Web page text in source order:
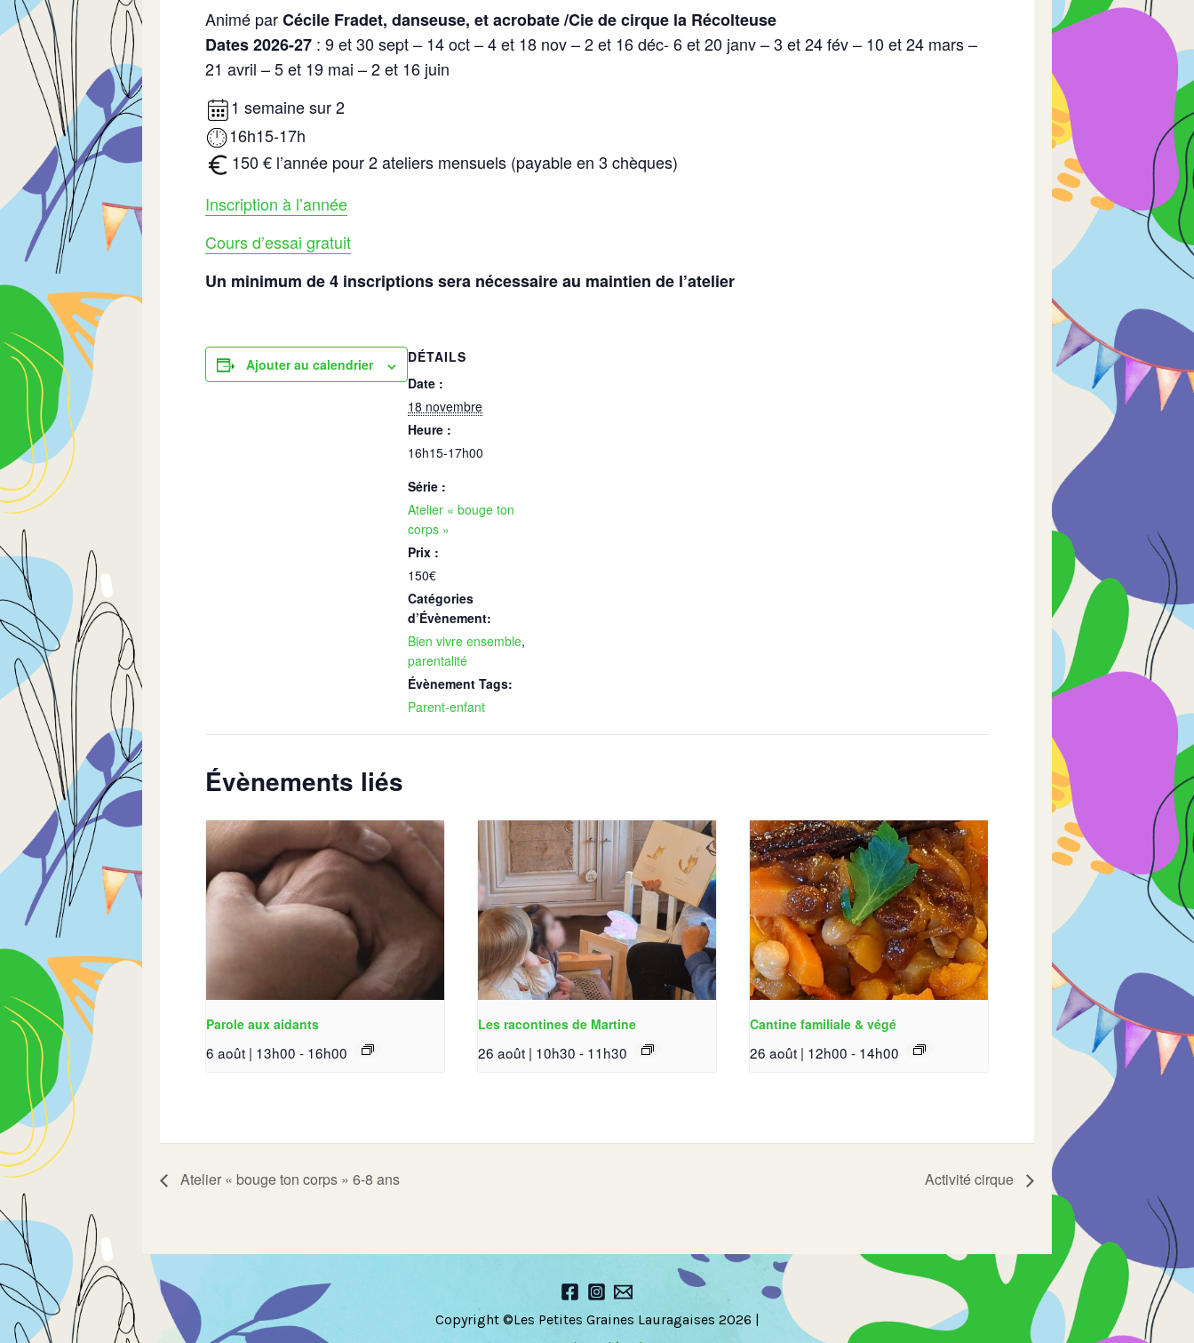
Animé parCécile Fradet, danseuse, et acrobate /Cie de cirque la Récolteuse
Dates 2026-27 : 9 et 30 sept – 14 oct – 4 et 18 nov – 2 et 16 déc- 6 et 20 janv – 3 et 24 fév – 10 et 24 mars –
21 avril – 5 et 19 mai – 2 et 16 juin
1 semaine sur 2
16h15-17h
150 € l’année pour 2 ateliers mensuels (payable en 3 chèques)
Inscription à l’année
Cours d’essai gratuit
Un minimum de 4 inscriptions sera nécessaire au maintien de l’atelier
Ajouter au calendrier
DÉTAILS
Date :
18 novembre
Heure :
16h15-17h00
Série :
Atelier « bouge ton
corps »
Prix :
150€
Catégories
d’Évènement:
Bien vivre ensemble,
parentalité
Évènement Tags:
Parent-enfant
Évènements liés
Parole aux aidants
6 août | 13h00 - 16h00
Les racontines de Martine
26 août | 10h30 - 11h30
Cantine familiale & végé
26 août | 12h00 - 14h00
Atelier « bouge ton corps » 6-8 ans Activité cirque
Copyright ©Les Petites Graines Lauragaises 2026 |